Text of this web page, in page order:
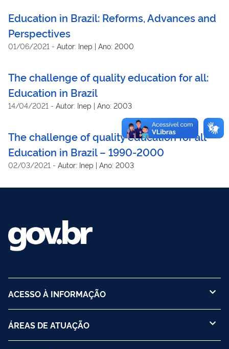
Education in Brazil: Reforms, Advances and
Perspectives
01/06/2021 - Autor: Inep | Ano: 2000
The challenge of quality education for all:
Education in Brazil
14/04/2021 - Autor: Inep | Ano: 2003
The challenge of quality education for all
Education in Brazil – 1990-2000
02/03/2021 - Autor: Inep | Ano: 2003
ACESSO À INFORMAÇÃO
ÁREAS DE ATUAÇÃO